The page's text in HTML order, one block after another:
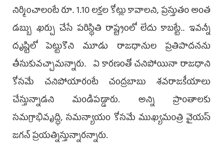
నిర్మించాలంటే రూ. 1.10 లక్షల కోట్లు కావాలని, ప్రస్తుతం అంత
డబ్బు ఖర్చు చేసే పరిస్థితి రాష్ట్రంలో లేదు కాబట్టే.. ఇవన్నీ
దృష్టిలో పెట్టుకొని మూడు రాజధానుల ప్రతిపాదనను
తీసుకువచ్చామన్నారు. ఏ కారణంతో చనిపోయినా రాజధాని
కోసమే చనిపోయారంటే చంద్రబాబు శవరాజకీయాలు
చేస్తున్నాడని మండిపడ్డారు. అన్ని ప్రాంతాలకు
సమగ్రాభివృద్ధి, సమన్యాయం కోసమే ముఖ్యమంత్రి వైయస్‌
జగన్‌ ప్రయత్నిస్తున్నారన్నారు.